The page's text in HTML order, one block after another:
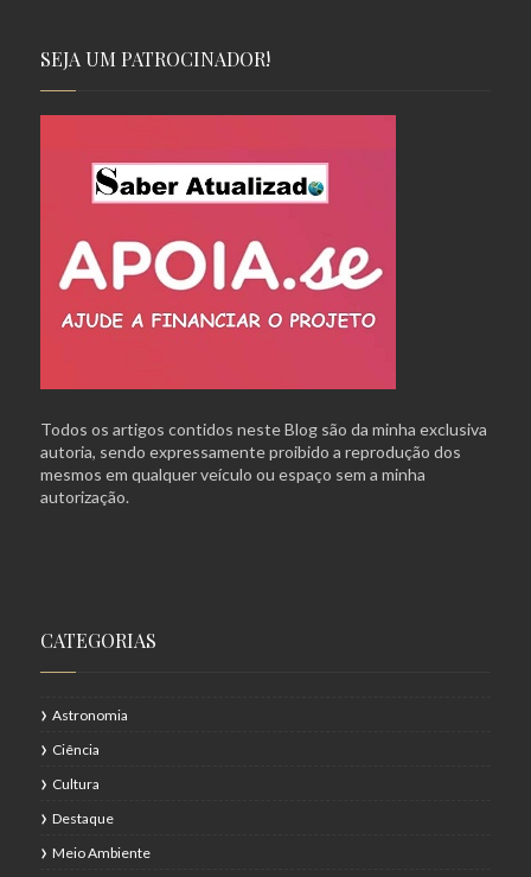
SEJA UM PATROCINADOR!
Todos os artigos contidos neste Blog são da minha exclusiva
autoria, sendo expressamente proibido a reprodução dos
mesmos em qualquer veículo ou espaço sem a minha
autorização.
CATEGORIAS
Astronomia
Ciência
Cultura
Destaque
Meio Ambiente